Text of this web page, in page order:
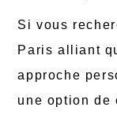
Si vous
Paris alliant
approche
une option de